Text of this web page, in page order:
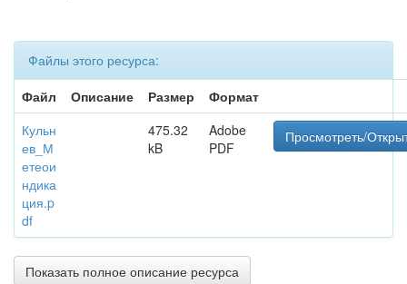
Файлы этого ресурса:
Файл
Описание Размер
Формат
Кульн
ев_М
етеои
ндика
ция.p
df
475.32
kB
Adobe
PDF
Просмотреть/
Показать полное описание ресурса